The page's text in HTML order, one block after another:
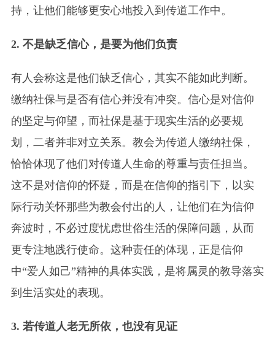
持，让他们能够更安心地投入到传道工作中。
2. 不是缺乏信心，是要为他们负责
有人会称这是他们缺乏信心，其实不能如此判断。
缴纳社保与是否有信心并没有冲突。信心是对信仰
的坚定与仰望，而社保是基于现实生活的必要规
划，二者并非对立关系。教会为传道人缴纳社保，
恰恰体现了他们对传道人生命的尊重与责任担当。
这不是对信仰的怀疑，而是在信仰的指引下，以实
际行动关怀那些为教会付出的人，让他们在为信仰
奔波时，不必过度忧虑世俗生活的保障问题，从而
更专注地践行使命。这种责任的体现，正是信仰
中“爱人如己”精神的具体实践，是将属灵的教导落实
到生活实处的表现。
3. 若传道人老无所依，也没有见证